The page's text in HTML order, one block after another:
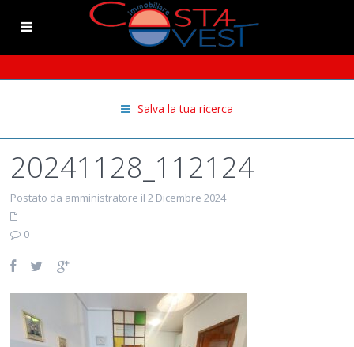
Salva la tua ricerca
20241128_112124
Postato da amministratore il 2 Dicembre 2024
0